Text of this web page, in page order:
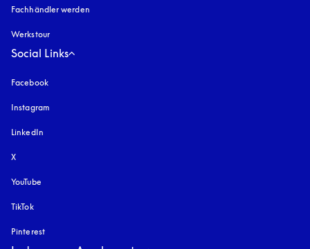
Fachhändler werden
Werkstour
Social Links
Facebook
Instagram
LinkedIn
X
YouTube
TikTok
Pinterest